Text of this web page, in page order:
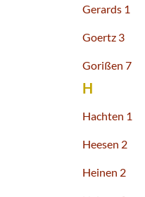
Gerards 1
Goertz 3
Gorißen 7
H
Hachten 1
Heesen 2
Heinen 2